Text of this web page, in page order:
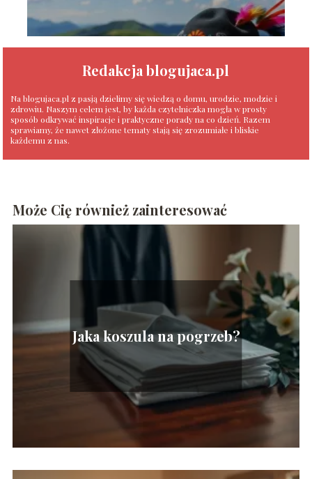
Redakcja blogujaca.pl
Na blogujaca.pl z pasją dzielimy się wiedzą o domu, urodzie, modzie i
zdrowiu. Naszym celem jest, by każda czytelniczka mogła w prosty
sposób odkrywać inspiracje i praktyczne porady na co dzień. Razem
sprawiamy, że nawet złożone tematy stają się zrozumiałe i bliskie
każdemu z nas.
Może Cię również zainteresować
Jaka koszula na pogrzeb?